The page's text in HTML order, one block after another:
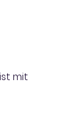
mit